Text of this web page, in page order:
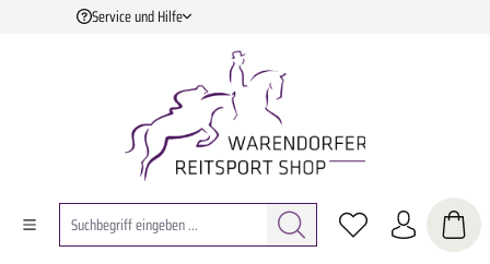
Zum Hauptinhalt springen
Service und Hilfe